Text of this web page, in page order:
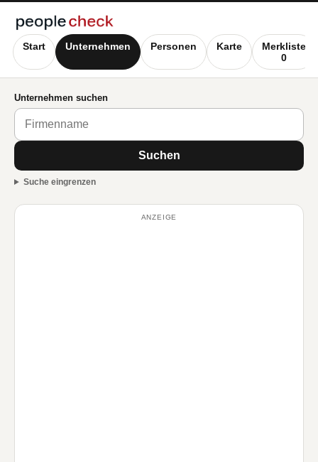
Start Unternehmen Personen Karte
Merkliste
0
Unternehmen suchen
Suchen
Suche eingrenzen
ANZEIGE